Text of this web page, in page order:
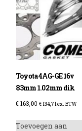
Toyota 4AG-GE 16v
83mm 1.02mm dik
€163,00 € 134,71 ex. BTW
Toevoegen aan